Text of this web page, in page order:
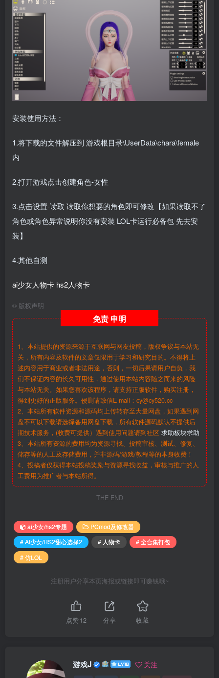
安装使用方法：
1.将下载的文件解压到 游戏根目录\UserData\chara\female
内
2.打开游戏点击创建角色-女性
3.点击设置-读取 读取你想要的角色即可修改【如果读取不了
角色或角色异常说明你没有安装 LOL卡运行必备包 先去安
装】
4.其他自测
ai少女人物卡 hs2人物卡
© 版权声明
免责 申明
1、本站提供的资源来源于互联网与网友投稿，版权争议与本站无
关，所有内容及软件的文章仅限用于学习和研究目的。不得将上
述内容用于商业或者非法用途，否则，一切后果请用户自负，我
们不保证内容的长久可用性，通过使用本站内容随之而来的风险
与本站无关。如果您喜欢该程序，请支持正版软件，购买注册，
得到更好的正版服务。侵删请致信E-mail：cy@cy520.cc
2、本站所有软件资源和源码均上传转存至大量网盘，如果遇到网
盘不可以下载请选择备用网盘下载，所有软件源码默认不提供后
期技术服务，(收费可提供）遇到使用问题请到社区 求助板块求助
3、本站所有资源的费用均为资源寻找、投稿审核、测试、修复、
储存等的人工及存储费用，并非源码/游戏/教程等的本身收费！
4、投稿者仅获得本站投稿奖励与资源寻找收益，审核与推广的人
工费用为推广者与本站所得。
THE END
ai少女/hs2专题
PCmod及修改器
# AI少女/HS2甜心选择2
# 人物卡
# 全合集打包
# 仿LOL
注册用户分享本页海报或链接即可赚钱哦~
点赞12 分享 收藏
游戏J 关注